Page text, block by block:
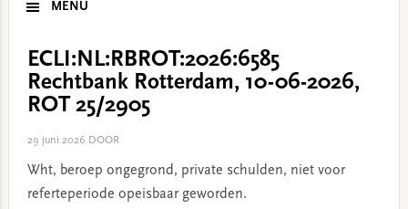
MENU
ECLI:NL:RBROT:2026:6585
Rechtbank Rotterdam, 10-06-2026,
ROT 25/2905
29 juni 2026 DOOR
Wht, beroep ongegrond, private schulden, niet voor
referteperiode opeisbaar geworden.